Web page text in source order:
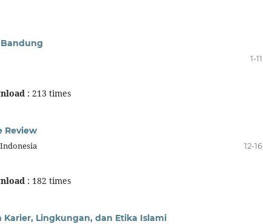
1-11
: 213 times
Review
12-16
: 182 times
Lingkungan, dan Etika Islami